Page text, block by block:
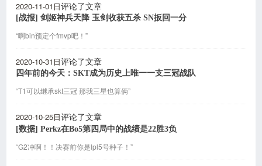
2020-11-01日评论了文章
[战报] 剑姬神兵天降 玉剑收获五杀 SN扳回一分
“啊bin预定个fmvp吧！”
2020-10-31日评论了文章
四年前的今天：SKT成为历史上唯一一支三冠战队
“T1可以继承skt三冠 那我三星也算俩”
2020-10-25日评论了文章
[数据] Perkz在Bo5第四局中的战绩是22胜3负
“G2冲啊！！决赛前你是lpl5号种子！”